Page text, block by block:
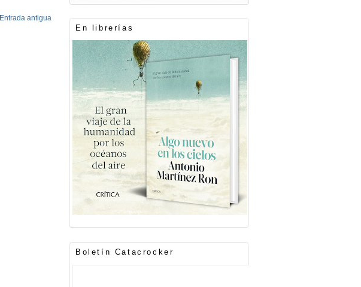
Entrada antigua
En librerías
Boletín Catacrocker